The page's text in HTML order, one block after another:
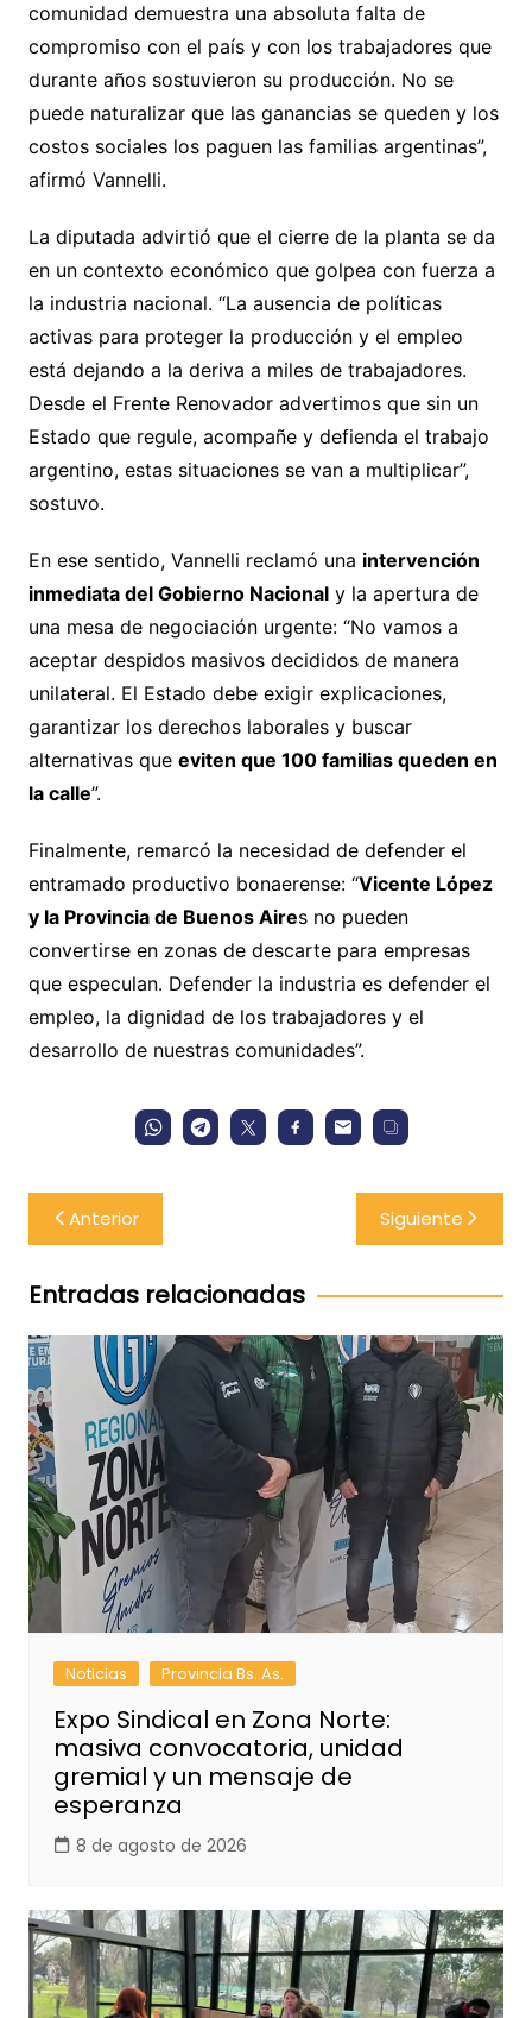
comunidad demuestra una absoluta falta de
compromiso con el país y con los trabajadores que
durante años sostuvieron su producción. No se
puede naturalizar que las ganancias se queden y los
costos sociales los paguen las familias argentinas”,
afirmó Vannelli.
La diputada advirtió que el cierre de la planta se da
en un contexto económico que golpea con fuerza a
la industria nacional. “La ausencia de políticas
activas para proteger la producción y el empleo
está dejando a la deriva a miles de trabajadores.
Desde el Frente Renovador advertimos que sin un
Estado que regule, acompañe y defienda el trabajo
argentino, estas situaciones se van a multiplicar”,
sostuvo.
En ese sentido, Vannelli reclamó una intervención
inmediata del Gobierno Nacionaly la apertura de
una mesa de negociación urgente: “No vamos a
aceptar despidos masivos decididos de manera
unilateral. El Estado debe exigir explicaciones,
garantizar los derechos laborales y buscar
alternativas que eviten que 100 familias queden en
la calle”.
Finalmente, remarcó la necesidad de defender el
entramado productivo bonaerense: “Vicente López
y la Provincia de Buenos Aires no pueden
convertirse en zonas de descarte para empresas
que especulan. Defender la industria es defender el
empleo, la dignidad de los trabajadores y el
desarrollo de nuestras comunidades”.
Navegación
de
entradas
Anterior Siguiente
Entradas relacionadas
Noticias Provincia Bs. As.
Expo Sindical en Zona Norte:
masiva convocatoria, unidad
gremial y un mensaje de
esperanza
8 de agosto de 2026